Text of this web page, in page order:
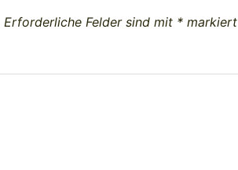
Erforderliche Felder sind mit * markiert